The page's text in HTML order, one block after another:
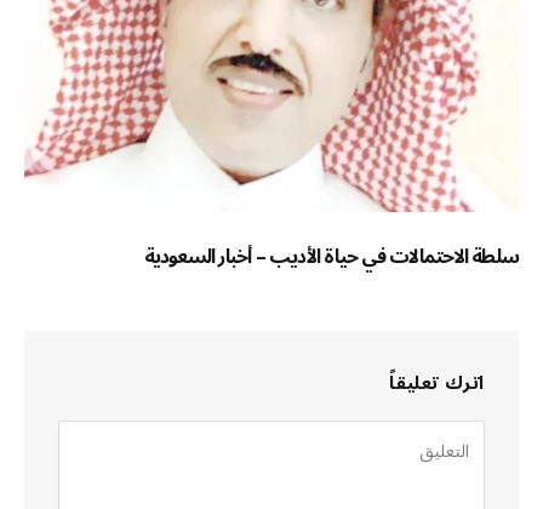
سلطة الاحتمالات في حياة الأديب – أخبار السعودية
اترك تعليقاً